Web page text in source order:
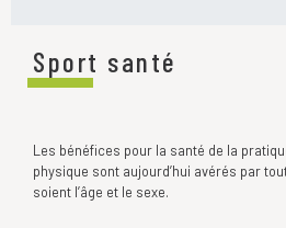
Sport santé
Les bénéfices pour la santé de la
physique sont aujourd’hui avérés par
soient l’âge et le sexe.